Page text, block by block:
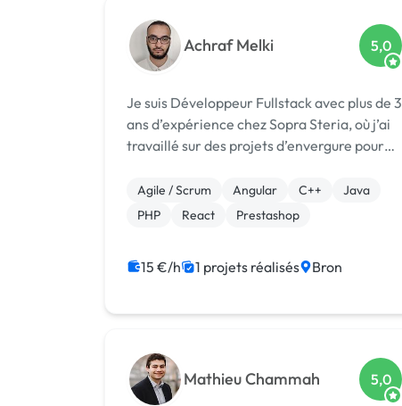
Achraf Melki 5,0
Je suis Développeur Fullstack avec plus de 3
ans d’expérience chez Sopra Steria, où j’ai
travaillé sur des projets d’envergure pour
CNAM, la Ville de Lyon ...
Agile / Scrum Angular C++
Java
PHP
React Prestashop
15 €/h 1 projets réalisés Bron
Mathieu Chammah 5,0